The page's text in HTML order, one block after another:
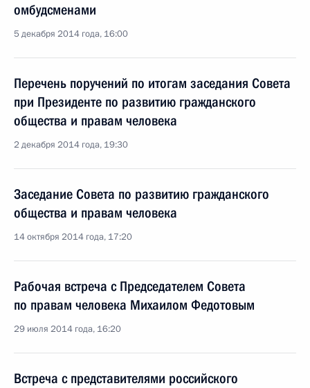
омбудсменами
5 декабря 2014 года, 16:00
Перечень поручений по итогам заседания Совета
при Президенте по развитию гражданского
общества и правам человека
2 декабря 2014 года, 19:30
Заседание Совета по развитию гражданского
общества и правам человека
14 октября 2014 года, 17:20
Рабочая встреча с Председателем Совета
по правам человека Михаилом Федотовым
29 июля 2014 года, 16:20
Встреча с представителями российского